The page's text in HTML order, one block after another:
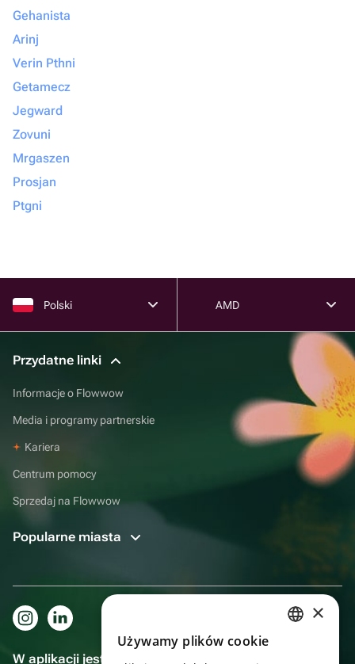
Gehanista
Arinj
Verin Pthni
Getamecz
Jegward
Zovuni
Mrgaszen
Prosjan
Ptgni
Polski AMD
Przydatne linki
Informacje o Flowwow
Media i programy partnerskie
Kariera
Centrum pomocy
Sprzedaj na Flowwow
Popularne miasta
W aplikacji jest to jeszcze wygodniejsze!
×
Używamy plików cookie